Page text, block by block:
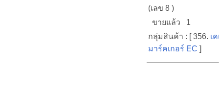
(เลข 8 )
ขายแล้ว 1
กลุ่มสินค้า : [ 356. เ
มาร์คเกอร์ EC ]